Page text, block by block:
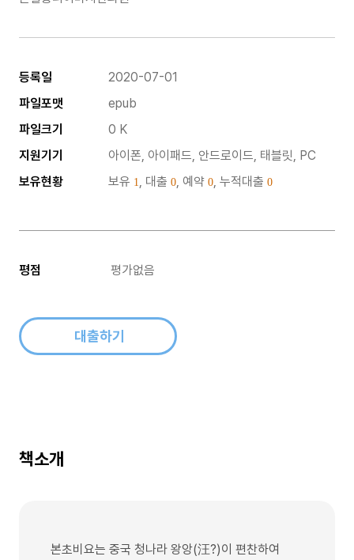
등록일
2020-07-01
파일포맷
epub
파일크기
0 K
지원기기
아이폰, 아이패드, 안드로이드, 태블릿, PC
보유현황
보유 1 , 대출 0 , 예약 0 , 누적대출 0
평점 평가없음
대출하기
책소개
본초비요는 중국 청나라 왕앙(汪?)이 편찬하여